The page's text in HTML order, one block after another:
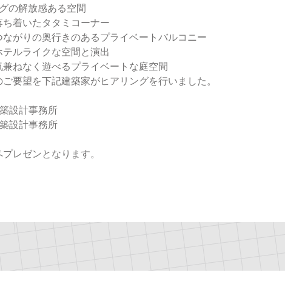
の解放感ある空間
ち着いたタタミコーナー
ながりの奥行きのあるプライベートバルコニー
テルライクな空間と演出
兼ねなく遊べるプライベートな庭空間
要望を下記建築家がヒアリングを行いました。
設計事務所
設計事務所
レゼンとなります。